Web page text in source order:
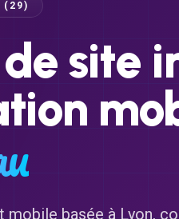
( 29)
site
mobile basée à Lyon,